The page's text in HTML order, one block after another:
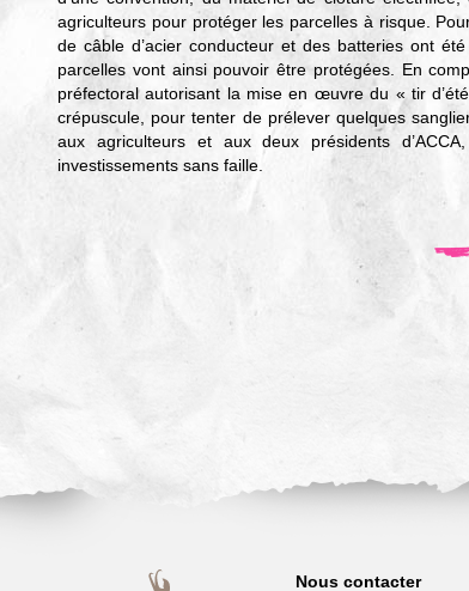
agriculteurs pour protéger les parcelles à risque.
de câble d’acier conducteur et des batteries ont
parcelles vont ainsi pouvoir être protégées. En
préfectoral autorisant la mise en œuvre du « tir
crépuscule, pour tenter de prélever quelques
aux agriculteurs et aux deux présidents
investissements sans faille.
Nous contacter